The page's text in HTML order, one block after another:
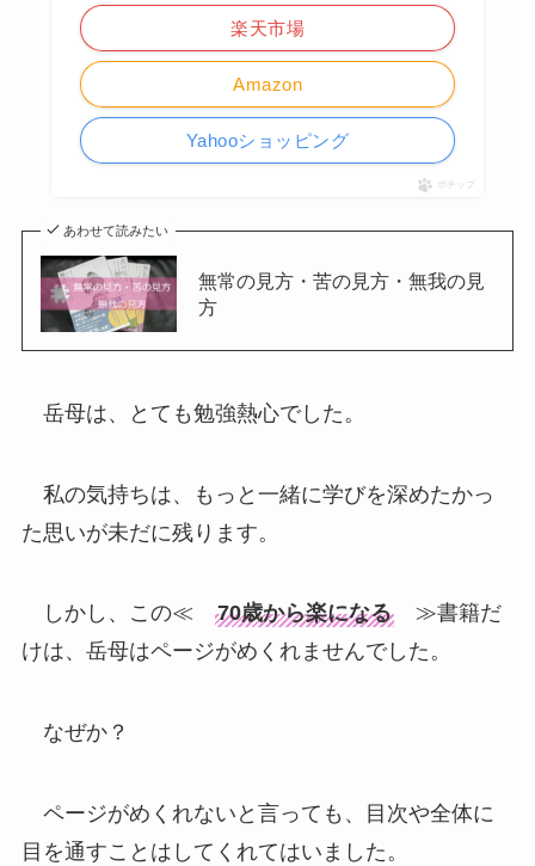
Amazon
楽天市場
Yahooショッピング
ポチップ
あわせて読みたい
無常の見方・苦の見方・無我の見
方
岳母は、とても勉強熱心でした。
私の気持ちは、もっと一緒に学びを深めたかっ
た思いが未だに残ります。
しかし、この≪ 70歳から楽になる≫書籍だ
けは、岳母はページがめくれませんでした。
なぜか？
ページがめくれないと言っても、目次や全体に
目を通すことはしてくれてはいました。